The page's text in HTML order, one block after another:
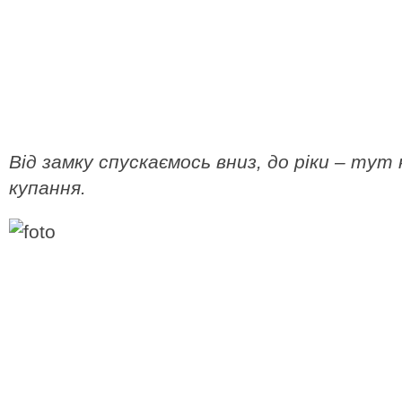
Від замку спускаємось вниз, до ріки – тут
купання.